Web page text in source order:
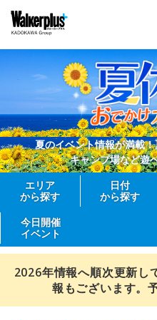
夏のイベント情報が満載
キャンプ場など遊
エリア
から探す
日付
から探す
今日開催
イベント
2026年情報へ順次更新し
報もございます。